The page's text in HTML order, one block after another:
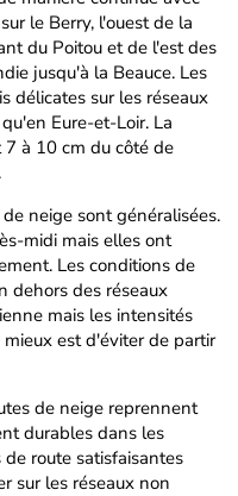
le Berry, l'ouest de la
du Poitou et de l'est des
jusqu'à la Beauce. Les
délicates sur les réseaux
Eure-et-Loir. La
à 10 cm du côté de
neige sont généralisées.
midi mais elles ont
Les conditions de
dehors des réseaux
mais les intensités
est d'éviter de partir
de neige reprennent
durables dans les
route satisfaisantes
sur les réseaux non